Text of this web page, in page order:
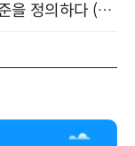
차세대 AICC, 고객 서비스의 새로운 표준을 정의하다 (9/9)